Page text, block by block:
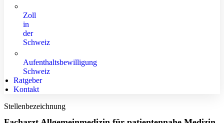
Zoll
in
der
Schweiz
Aufenthaltsbewilligung
Schweiz
Ratgeber
Kontakt
Stellenbezeichnung